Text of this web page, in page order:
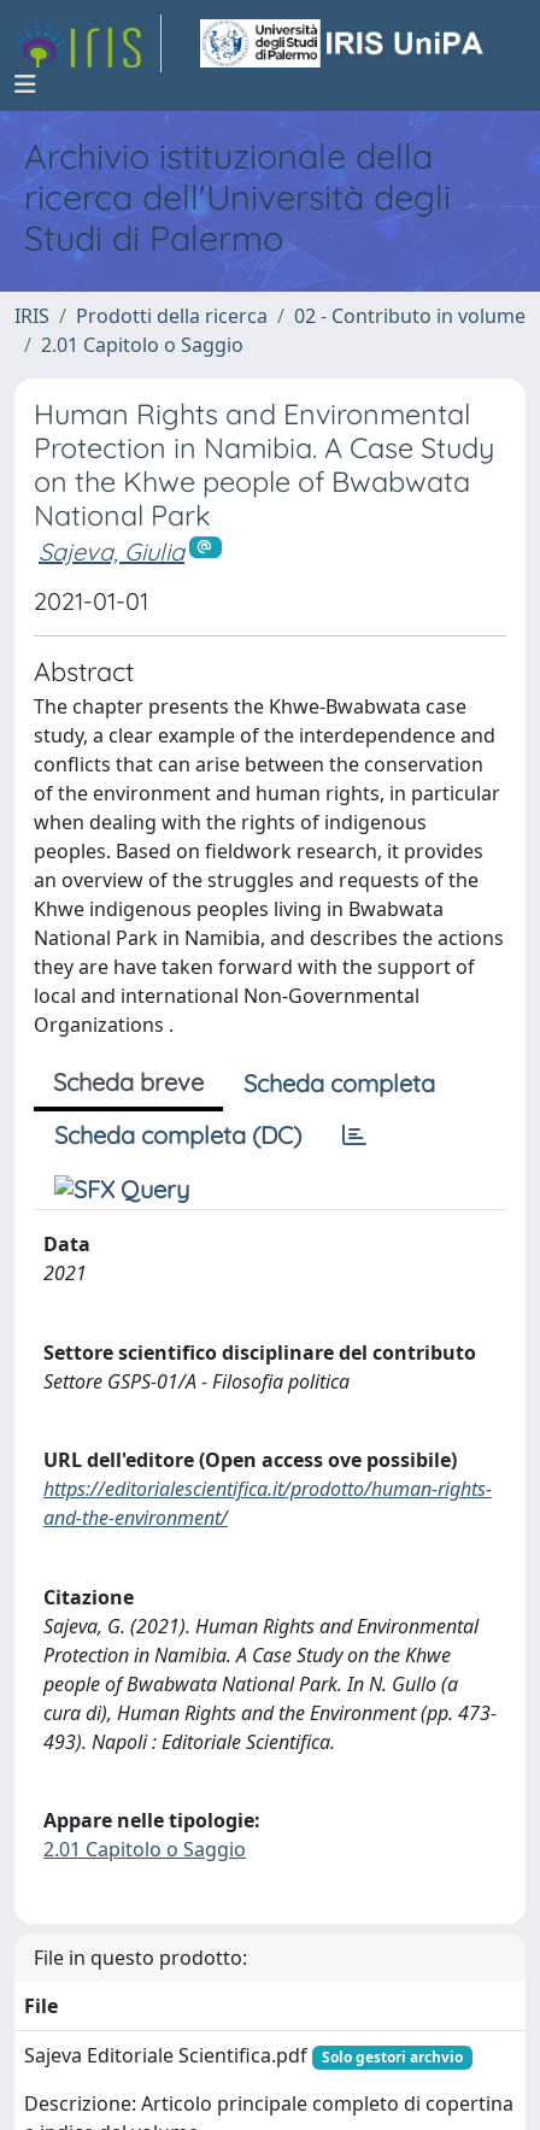
Archivio istituzionale della
ricerca dell'Università degli
Studi di Palermo
IRIS Prodotti della ricerca
02 - Contributo in volume
2.01 Capitolo o Saggio
Human Rights and Environmental
Protection in Namibia. A Case Study
on the Khwe people of Bwabwata
National Park
Sajeva, Giulia
2021-01-01
Abstract
The chapter presents the Khwe-Bwabwata case
study, a clear example of the interdependence and
conflicts that can arise between the conservation
of the environment and human rights, in particular
when dealing with the rights of indigenous
peoples. Based on fieldwork research, it provides
an overview of the struggles and requests of the
Khwe indigenous peoples living in Bwabwata
National Park in Namibia, and describes the actions
they are have taken forward with the support of
local and international Non-Governmental
Organizations .
Scheda breve
Scheda completa
Scheda completa (DC)
Data
2021
Settore scientifico disciplinare del contributo
Settore GSPS-01/A - Filosofia politica
URL dell'editore (Open access ove possibile)
https://editorialescientifica.it/prodotto/human-rights-
and-the-environment/
Citazione
Sajeva, G. (2021). Human Rights and Environmental
Protection in Namibia. A Case Study on the Khwe
people of Bwabwata National Park. In N. Gullo (a
cura di), Human Rights and the Environment (pp. 473-
493). Napoli : Editoriale Scientifica.
Appare nelle tipologie:
2.01 Capitolo o Saggio
File in questo prodotto:
File
Sajeva Editoriale Scientifica.pdf
Solo gestori archvio
Descrizione: Articolo principale completo di copertina